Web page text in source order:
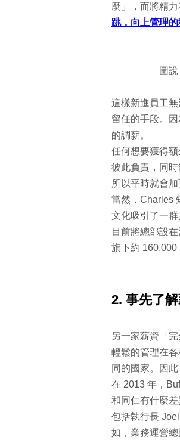
麼」，而將精
跳，向上管理的
圖
這樣新進員工
留任的手段。
的調薪。
任何想要獲得
彼此負責，同
所以平時就會
當然，Charles
文化吸引了一
目前將總部設
旗下約 160,000
2. 事先了
另一家薪資「
輕鬆的管理在
同的國家。因
在 2013 年，
和同仁有什麼
包括執行長
如，業務運營